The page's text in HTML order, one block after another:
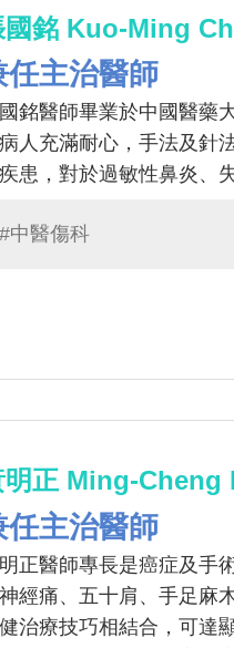
國銘 Kuo-Ming
任主治醫師
銘醫師畢業於中國醫藥
人充滿耐心，手法及針
患，對於過敏性鼻炎、
#中醫傷科
明正 Ming-Cheng
任主治醫師
正醫師專長是癌症及手
經痛、五十肩、手足麻
治療技巧相結合，可達